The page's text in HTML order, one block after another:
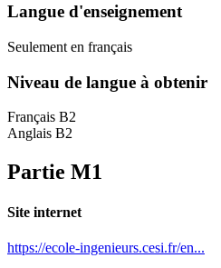
Langue d'enseignement
Seulement en français
Niveau de langue à obtenir
Français B2
Anglais B2
Partie M1
Site internet
https://ecole-ingenieurs.cesi.fr/en...